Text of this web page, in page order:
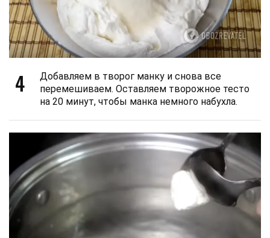
4
Добавляем в творог манку и снова все
перемешиваем. Оставляем творожное тесто
на 20 минут, чтобы манка немного набухла.